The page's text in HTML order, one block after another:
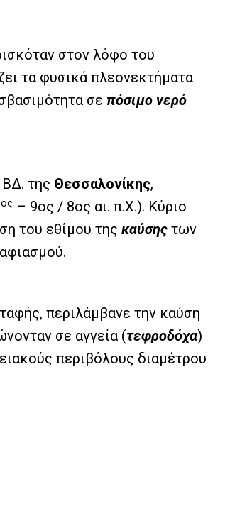
στον λόφο του
τα φυσικά πλεονεκτήματα
σε πόσιμο νερό
της Θεσσαλονίκης,
ος – 9ος / 8ος αι. π.Χ.). Κύριο
του εθίμου της καύσης των
περιλάμβανε την καύση
σε αγγεία (τεφροδόχα)
περιβόλους διαμέτρου